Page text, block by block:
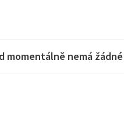
momentálně nemá